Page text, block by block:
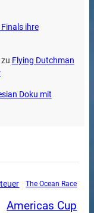
ihre
zu Flying Dutchman
Doku mit
The Ocean Race
Americas Cup